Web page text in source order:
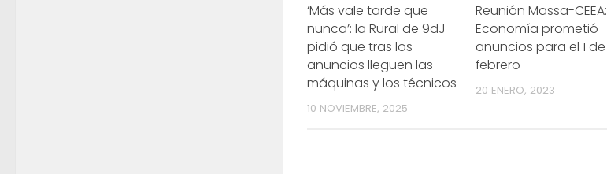
‘Más vale tarde que
nunca’: la Rural de 9dJ
pidió que tras los
anuncios lleguen las
máquinas y los técnicos
10 NOVIEMBRE, 2025
Reunión Massa-CEEA:
Economía prometió
anuncios para el 1 de
febrero
20 ENERO, 2023